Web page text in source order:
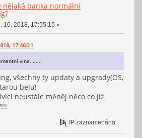
nějaká banka normální
10. 2018, 17:55:15 »
17:46:31
vlna. ......
všechny ty updaty a upgrady(OS,
belu!
neustále měněj něco co již
IP zaznamenána